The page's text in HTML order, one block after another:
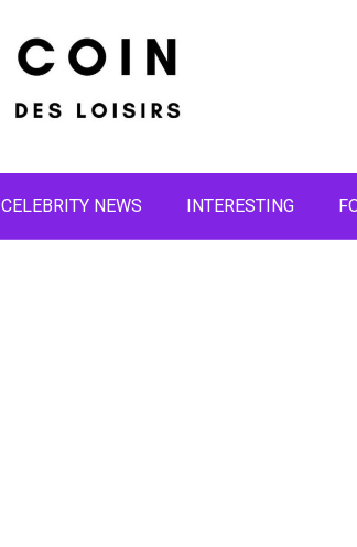
CELEBRITY NEWS INTERESTING